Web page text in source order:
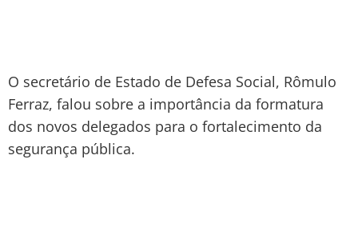
O secretário de Estado de Defesa Social, Rômulo
Ferraz, falou sobre a importância da formatura
dos novos delegados para o fortalecimento da
segurança pública.